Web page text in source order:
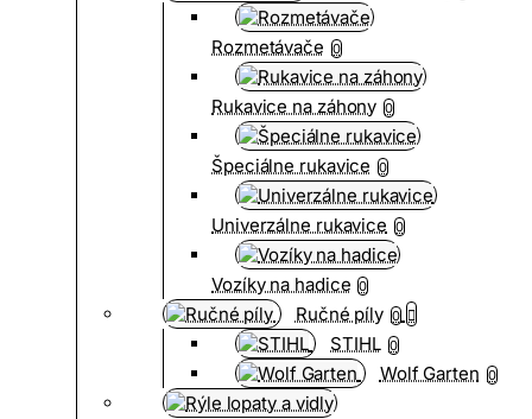
Rozmetávače 0
Rukavice na záhony 0
Špeciálne rukavice 0
Univerzálne rukavice 0
Vozíky na hadice 0
Ručné píly 0
STIHL 0
Wolf Garten 0